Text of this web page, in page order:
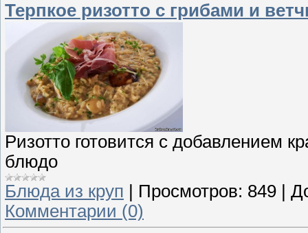
Терпкое ризотто с грибами и
Ризотто готовится с добавлением
блюдо
Блюда из круп
Просмотров: 849
Комментарии (0)